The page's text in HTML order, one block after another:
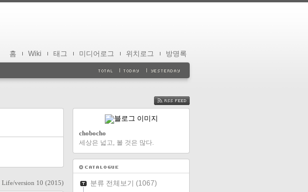
홈 Wiki 태그 미디어로그 위치로그 방명록
version 10 (2015)
FEED
chobocho
세상은 넓고, 볼 것은 많다.
분류 전체보기 (1067)